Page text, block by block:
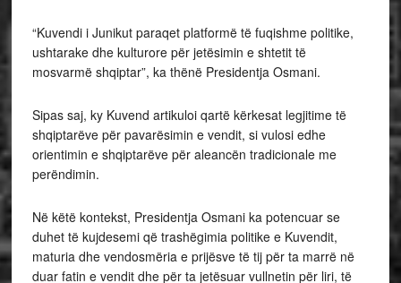
“Kuvendi i Junikut paraqet platformë të fuqishme politike,
ushtarake dhe kulturore për jetësimin e shtetit të
mosvarmë shqiptar”, ka thënë Presidentja Osmani.
Sipas saj, ky Kuvend artikuloi qartë kërkesat legjitime të
shqiptarëve për pavarësimin e vendit, si vulosi edhe
orientimin e shqiptarëve për aleancën tradicionale me
perëndimin.
Në këtë kontekst, Presidentja Osmani ka potencuar se
duhet të kujdesemi që trashëgimia politike e Kuvendit,
maturia dhe vendosmëria e prijësve të tij për ta marrë në
duar fatin e vendit dhe për ta jetësuar vullnetin për liri, të